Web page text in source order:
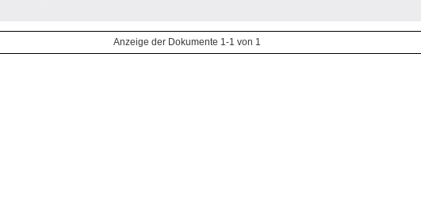
Anzeige der Dokumente 1-1 von 1